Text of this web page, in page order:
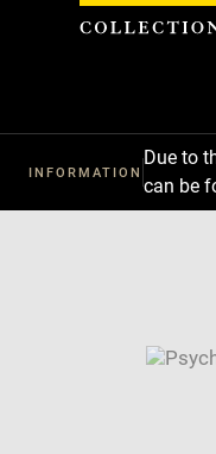
INFORMATION
Due to
can be
SKIP
Cookies management